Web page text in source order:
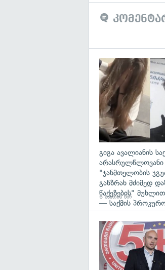
გიგა ავალიანის
არასრულწლოვანი
"ჯანმთელობის
განზრახ მძიმედ
წაქეზების"
— საქმის
6 საათის წინ